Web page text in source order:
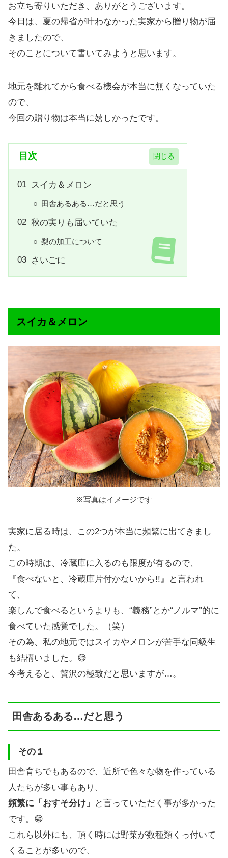
お立ち寄りいただき、ありがとうございます。
今日は、夏の帰省が叶わなかった実家から贈り物が届
きましたので、
そのことについて書いてみようと思います。
地元を離れてから食べる機会が本当に無くなっていた
ので、
今回の贈り物は本当に嬉しかったです。
目次
スイカ＆メロン
田舎あるある…だと思う
秋の実りも届いていた
梨の加工について
さいごに
スイカ＆メロン
※写真はイメージです
実家に居る時は、この2つが本当に頻繁に出てきまし
た。
この時期は、冷蔵庫に入るのも限度が有るので、
『食べないと、冷蔵庫片付かないから!!』と言われ
て、
楽しんで食べるというよりも、“義務”とか“ノルマ”的に
食べていた感覚でした。（笑）
その為、私の地元ではスイカやメロンが苦手な同級生
も結構いました。😅
今考えると、贅沢の極致だと思いますが…。
田舎あるある…だと思う
その１
田舎育ちでもあるので、近所で色々な物を作っている
人たちが多い事もあり、
頻繁に「おすそ分け」
と言っていただく事が多かった
です。😁
これら以外にも、頂く時には野菜が数種類くっ付いて
くることが多いので、